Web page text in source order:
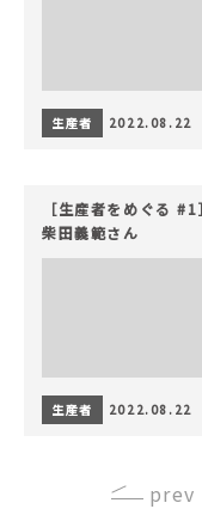
生産者 2022.08.22
［生産者をめぐる
柴田義範さん
生産者 2022.08.22
‹